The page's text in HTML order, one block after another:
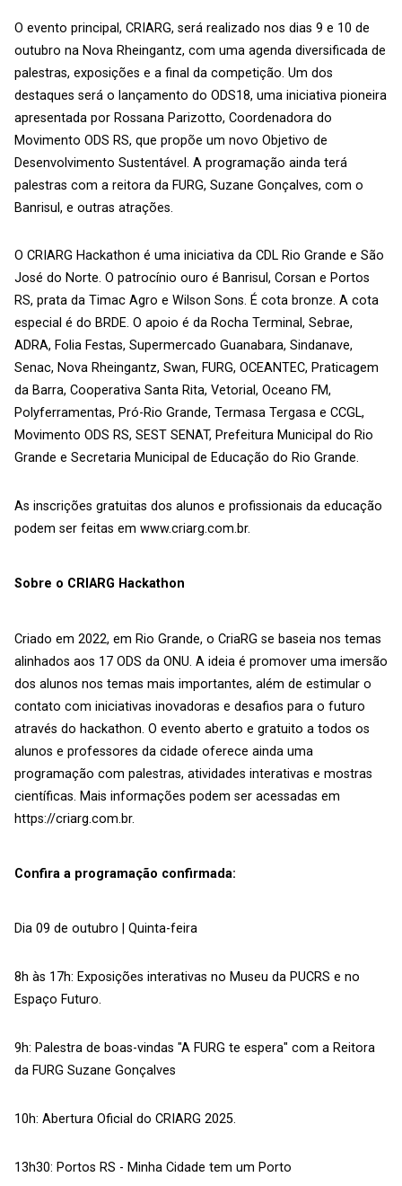
O evento principal, CRIARG, será realizado nos dias 9 e 10 de
outubro na Nova Rheingantz, com uma agenda diversificada de
palestras, exposições e a final da competição. Um dos
destaques será o lançamento do ODS18, uma iniciativa pioneira
apresentada por Rossana Parizotto, Coordenadora do
Movimento ODS RS, que propõe um novo Objetivo de
Desenvolvimento Sustentável. A programação ainda terá
palestras com a reitora da FURG, Suzane Gonçalves, com o
Banrisul, e outras atrações.
O CRIARG Hackathon é uma iniciativa da CDL Rio Grande e São
José do Norte. O patrocínio ouro é Banrisul, Corsan e Portos
RS, prata da Timac Agro e Wilson Sons. É cota bronze. A cota
especial é do BRDE. O apoio é da Rocha Terminal, Sebrae,
ADRA, Folia Festas, Supermercado Guanabara, Sindanave,
Senac, Nova Rheingantz, Swan, FURG, OCEANTEC, Praticagem
da Barra, Cooperativa Santa Rita, Vetorial, Oceano FM,
Polyferramentas, Pró-Rio Grande, Termasa Tergasa e CCGL,
Movimento ODS RS, SEST SENAT, Prefeitura Municipal do Rio
Grande e Secretaria Municipal de Educação do Rio Grande.
As inscrições gratuitas dos alunos e profissionais da educação
podem ser feitas em www.criarg.com.br.
Sobre o CRIARG Hackathon
Criado em 2022, em Rio Grande, o CriaRG se baseia nos temas
alinhados aos 17 ODS da ONU. A ideia é promover uma imersão
dos alunos nos temas mais importantes, além de estimular o
contato com iniciativas inovadoras e desafios para o futuro
através do hackathon. O evento aberto e gratuito a todos os
alunos e professores da cidade oferece ainda uma
programação com palestras, atividades interativas e mostras
científicas. Mais informações podem ser acessadas em
https://criarg.com.br.
Confira a programação confirmada:
Dia 09 de outubro | Quinta-feira
8h às 17h: Exposições interativas no Museu da PUCRS e no
Espaço Futuro.
9h: Palestra de boas-vindas "A FURG te espera" com a Reitora
da FURG Suzane Gonçalves
10h: Abertura Oficial do CRIARG 2025.
13h30: Portos RS - Minha Cidade tem um Porto